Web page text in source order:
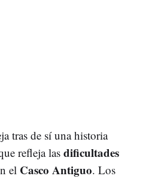
tras de sí una historia
refleja las dificultades
el Casco Antiguo. Los